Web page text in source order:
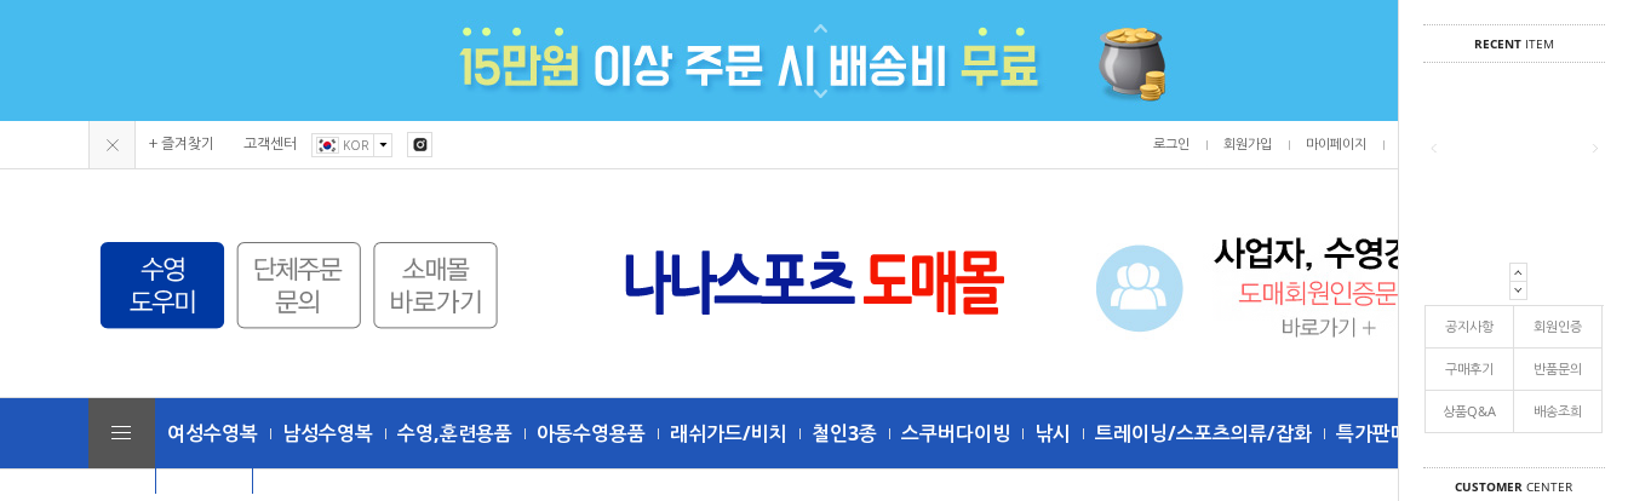
RECENTITEM
공지사항 회원인증
구매후기 반품문의
상품Q&A 배송조희
CUSTOMER CENTER
+ 즐겨찾기 고객센터 KOR 로그인 회원가입 마이페이지
여성수영복 남성수영복 수영,훈련용품 아동수영용품 래쉬가드/비치 철인3종 스쿠버다이빙 낚시 트레이닝/스포츠의류/잡화 특가판매